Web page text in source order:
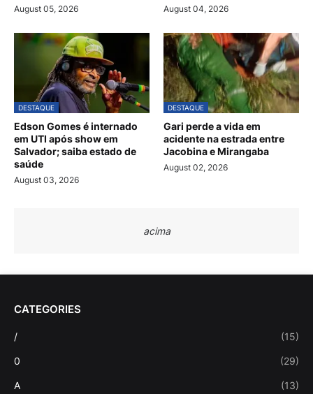
August 05, 2026 August 04, 2026
DESTAQUE
Edson Gomes é internado
em UTI após show em
Salvador; saiba estado de
saúde
August 03, 2026
DESTAQUE
Gari perde a vida em
acidente na estrada entre
Jacobina e Mirangaba
August 02, 2026
acima
CATEGORIES
/ (15)
0 (29)
A (13)